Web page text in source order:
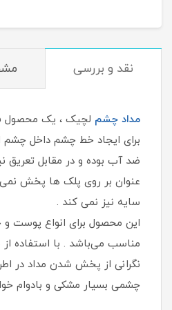
نقد و بررسی
مداد چشم لچیک ، یک محصول
برای ایجاد خط چشم داخل چشم
ضد آب بوده و در مقابل تعریق
عنوان بر روی پلک ها پخش نمی
سایه نیز نمی کند .
این محصول برای انواع
مناسب می‌باشد . با استفاده
نگرانی از پخش شدن مداد در
چشمی بسیار مشکی و بادوام